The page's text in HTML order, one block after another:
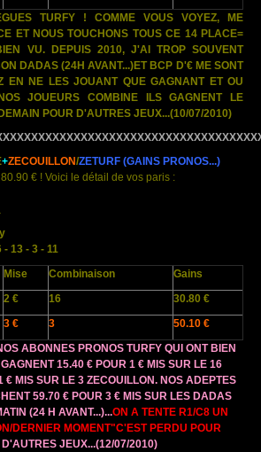
TURFY ! COMME VOUS VOYEZ, ME
ET NOUS TOUCHONS TOUS CE 14 PLACE=
VU. DEPUIS 2010, J'AI TROP SOUVENT
DADAS (24H AVANT...)ET BCP D'€ ME SONT
EN NE LES JOUANT QUE GAGNANT ET OU
JOUEURS COMBINE ILS GAGNENT LE
POUR D'AUTRES JEUX...(10/07/2010)
+ZECOUILLON/ZETURF (GAINS PRONOS...)
€ ! Voici le détail de vos paris :
13 - 3 - 11
Mise Combinaison
Gains
2 € 16
30.80 €
3 € 3
50.10 €
ABONNES PRONOS TURFY QUI ONT BIEN
15.40 € POUR 1 € MIS SUR LE 16
€ MIS SUR LE 3 ZECOUILLON. NOS ADEPTES
59.70 € POUR 3 € MIS SUR LES DADAS
(24 H AVANT...)...ON A TENTE R1/C8 UN
DERNIER MOMENT"C'EST PERDU POUR
JEUX...(12/07/2010)